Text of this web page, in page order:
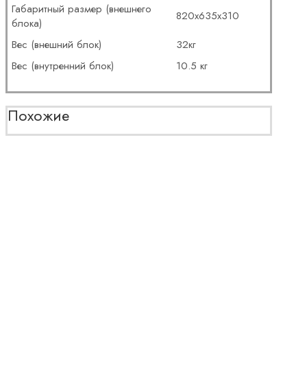
Габаритный размер (внешнего
блока)
820x635x310
Вес (внешний блок)
32кг
Вес (внутренний блок)
10.5 кг
Похожие